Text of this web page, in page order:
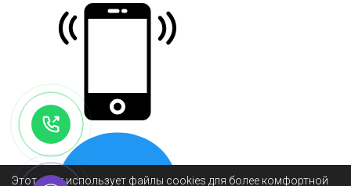
Этот сайт использует файлы cookies для более комфортной